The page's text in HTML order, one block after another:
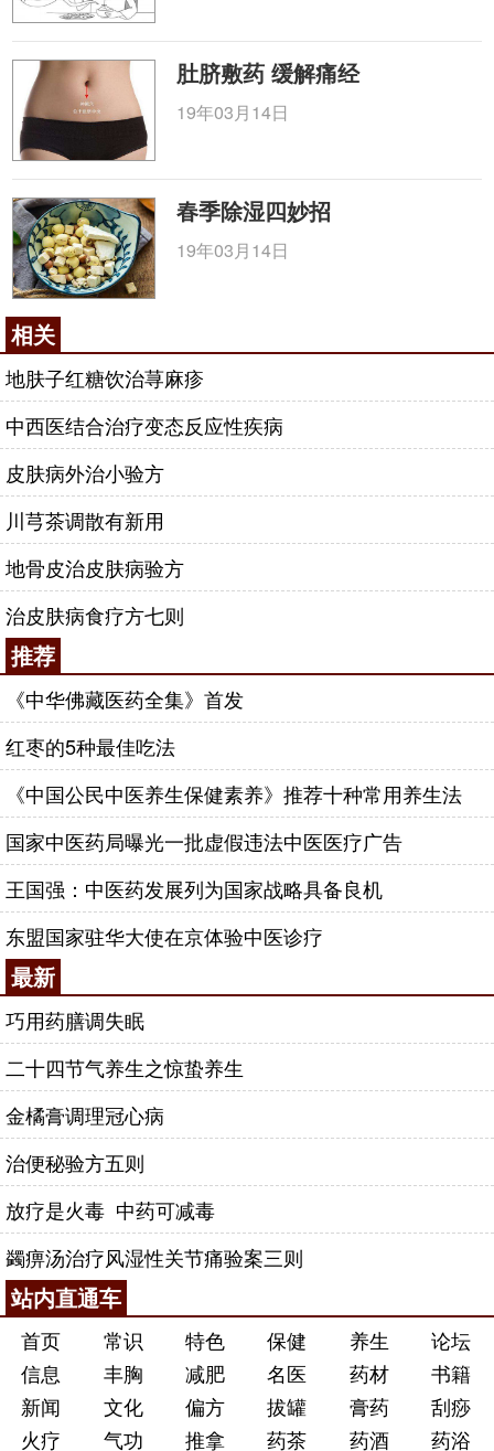
肚脐敷药 缓解痛经
19年03月14日
春季除湿四妙招
19年03月14日
相关
地肤子红糖饮治荨麻疹
中西医结合治疗变态反应性疾病
皮肤病外治小验方
川芎茶调散有新用
地骨皮治皮肤病验方
治皮肤病食疗方七则
推荐
《中华佛藏医药全集》首发
红枣的5种最佳吃法
《中国公民中医养生保健素养》推荐十种常用养生法
国家中医药局曝光一批虚假违法中医医疗广告
王国强：中医药发展列为国家战略具备良机
东盟国家驻华大使在京体验中医诊疗
最新
巧用药膳调失眠
二十四节气养生之惊蛰养生
金橘膏调理冠心病
治便秘验方五则
放疗是火毒 中药可减毒
蠲痹汤治疗风湿性关节痛验案三则
站内直通车
首页 常识 特色 保健 养生
论坛
信息
丰胸 减肥 名医 药材
书籍
新闻
文化 偏方 拔罐 膏药
刮痧
火疗
气功 推拿 药茶 药酒 药浴